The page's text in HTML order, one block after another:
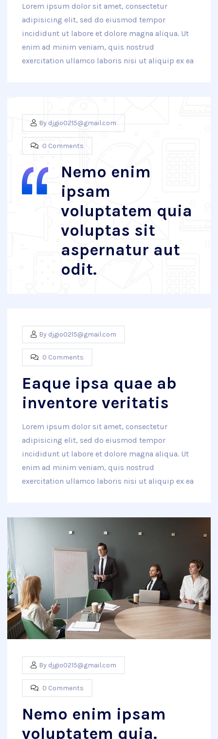
Lorem ipsum dolor sit amet, consectetur
adipisicing elit, sed do eiusmod tempor
incididunt ut labore et dolore magna aliqua. Ut
enim ad minim veniam, quis nostrud
exercitation ullamco laboris nisi ut aliquip ex ea
By djgio0215@gmail.com
0 Comments
Nemo enim
ipsam
voluptatem quia
voluptas sit
aspernatur aut
odit.
By djgio0215@gmail.com
0 Comments
Eaque ipsa quae ab
inventore veritatis
Lorem ipsum dolor sit amet, consectetur
adipisicing elit, sed do eiusmod tempor
incididunt ut labore et dolore magna aliqua. Ut
enim ad minim veniam, quis nostrud
exercitation ullamco laboris nisi ut aliquip ex ea
By djgio0215@gmail.com
0 Comments
Nemo enim ipsam
voluptatem quia.